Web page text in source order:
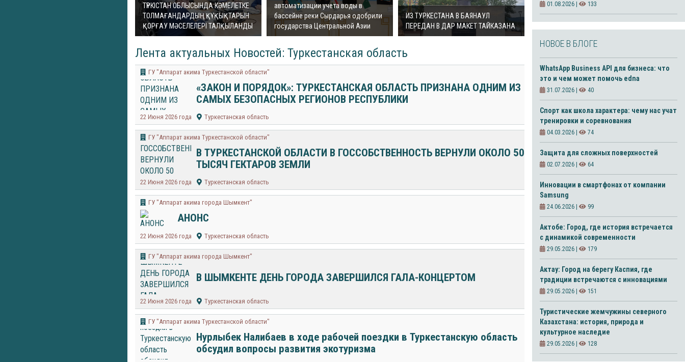
ТҮРКІСТАН ОБЛЫСЫНДА КӘМЕЛЕТКЕ
ТОЛМАҒАНДАРДЫҢ ҚҰҚЫҚТАРЫН
ҚОРҒАУ МӘСЕЛЕЛЕРІ ТАЛҚЫЛАНДЫ
автоматизации учета воды в
бассейне реки Сырдарья одобрили
государства Центральной Азии
ИЗ ТУРКЕСТАНА В БАЯНАУЛ
ПЕРЕДАН В ДАР МАКЕТ ТАЙКАЗАНА
Лента актуальных Новостей: Туркестанская область
ГУ "Аппарат акима Туркестанской области"
«ЗАКОН И ПОРЯДОК»: ТУРКЕСТАНСКАЯ ОБЛАСТЬ ПРИЗНАНА ОДНИМ ИЗ
САМЫХ БЕЗОПАСНЫХ РЕГИОНОВ РЕСПУБЛИКИ
22 Июня 2026 года Туркестанская область
ГУ "Аппарат акима Туркестанской области"
В ТУРКЕСТАНСКОЙ ОБЛАСТИ В ГОССОБСТВЕННОСТЬ ВЕРНУЛИ ОКОЛО 50
ТЫСЯЧ ГЕКТАРОВ ЗЕМЛИ
22 Июня 2026 года Туркестанская область
​ГУ "Аппарат акима города Шымкент"
АНОНС
22 Июня 2026 года Туркестанская область
​ГУ "Аппарат акима города Шымкент"
В ШЫМКЕНТЕ ДЕНЬ ГОРОДА ЗАВЕРШИЛСЯ ГАЛА-КОНЦЕРТОМ
22 Июня 2026 года Туркестанская область
ГУ "Аппарат акима Туркестанской области"
Нурлыбек Налибаев в ходе рабочей поездки в Туркестанскую область
обсудил вопросы развития экотуризма
01.08.2026 | 133
НОВОЕ В БЛОГЕ
WhatsApp Business API для бизнеса: что
это и чем может помочь edna
31.07.2026 | 40
Спорт как школа характера: чему нас учат
тренировки и соревнования
04.03.2026 | 74
Защита для сложных поверхностей
02.07.2026 | 64
Инновации в смартфонах от компании
Samsung
24.06.2026 | 99
Актобе: Город, где история встречается
с динамикой современности
29.05.2026 | 179
Актау: Город на берегу Каспия, где
традиции встречаются с инновациями
29.05.2026 | 151
Туристические жемчужины северного
Казахстана: история, природа и
культурное наследие
29.05.2026 | 128